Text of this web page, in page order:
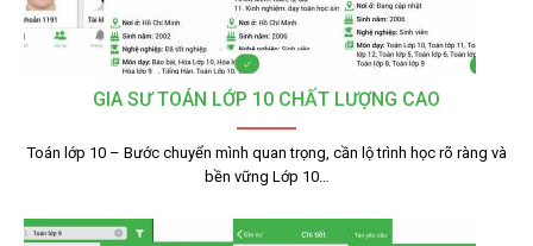
GIA SƯ TOÁN LỚP 10 CHẤT LƯỢNG CAO
Toán lớp 10 – Bước chuyển mình quan trọng, cần lộ trình học rõ ràng và
bền vững Lớp 10…